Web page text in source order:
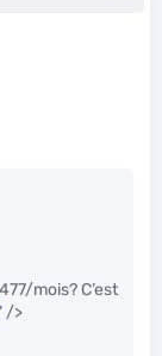
mois? C’est
/>